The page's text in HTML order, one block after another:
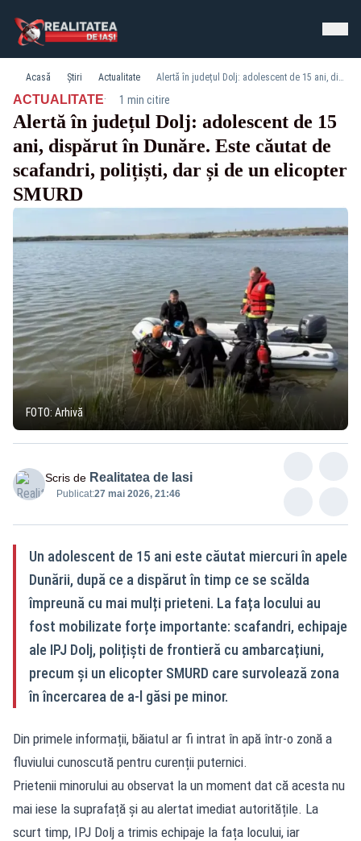
Acasă Știri Actualitate Alertă în județul Dolj: adolescent de 15 ani, dispărut în Dunăre. Este căutat de scafandri, polițiști, dar și de un elicopter SMURD
ACTUALITATE· 1 min citire
Alertă în județul Dolj: adolescent de 15
ani, dispărut în Dunăre. Este căutat de
scafandri, polițiști, dar și de un elicopter
SMURD
FOTO: Arhivă
Scris de Realitatea de Iasi
Publicat:27 mai 2026, 21:46
Un adolescent de 15 ani este căutat miercuri în apele
Dunării, după ce a dispărut în timp ce se scălda
împreună cu mai mulți prieteni. La fața locului au
fost mobilizate forțe importante: scafandri, echipaje
ale IPJ Dolj, polițiști de frontieră cu ambarcațiuni,
precum și un elicopter SMURD care survolează zona
în încercarea de a-l găsi pe minor.
Din primele informații, băiatul ar fi intrat în apă într-o zonă a
fluviului cunoscută pentru curenții puternici.
Prietenii minorului au observat la un moment dat că acesta nu
mai iese la suprafață și au alertat imediat autoritățile. La
scurt timp, IPJ Dolj a trimis echipaje la fața locului, iar